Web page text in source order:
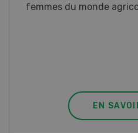
Ce cours vous équipe du
EN